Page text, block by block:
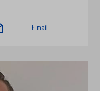
E-mail